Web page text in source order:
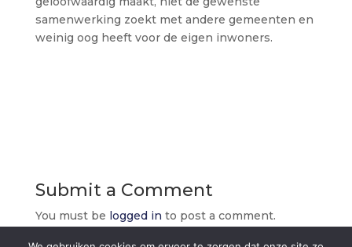
samenwerking zoekt met andere gemeenten en
weinig oog heeft voor de eigen inwoners.
Submit a Comment
You must be logged in to post a comment.